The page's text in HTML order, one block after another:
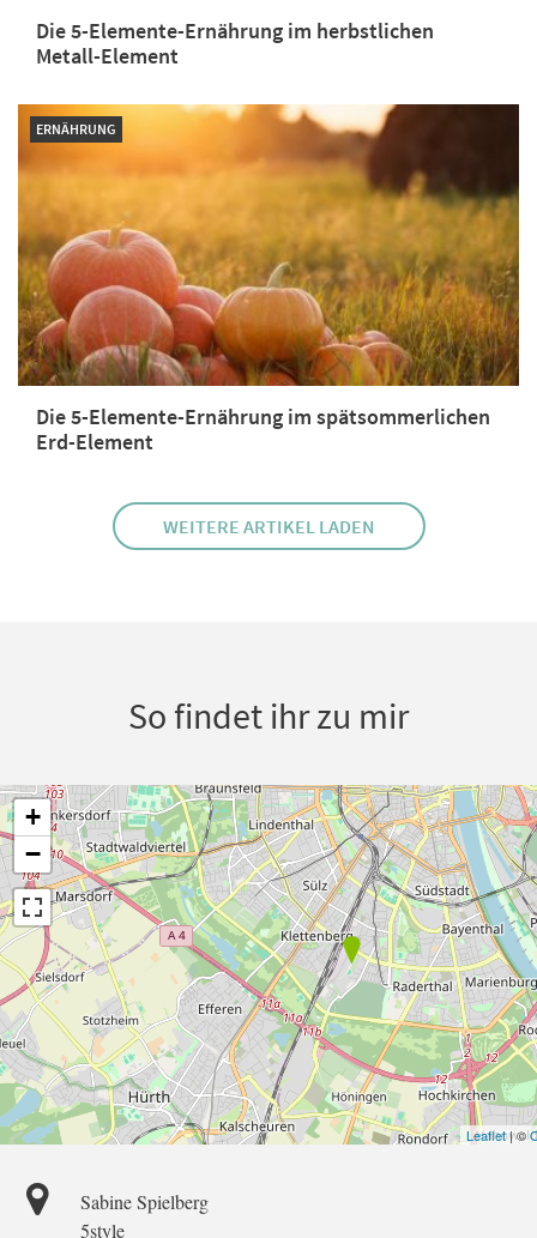
Die 5-Elemente-Ernährung im herbstlichen
Metall-Element
ERNÄHRUNG
Die 5-Elemente-Ernährung im spätsommerlichen
Erd-Element
WEITERE ARTIKEL LADEN
So findet ihr zu mir
+
−
Leaflet| ©
Sabine Spielberg
5style